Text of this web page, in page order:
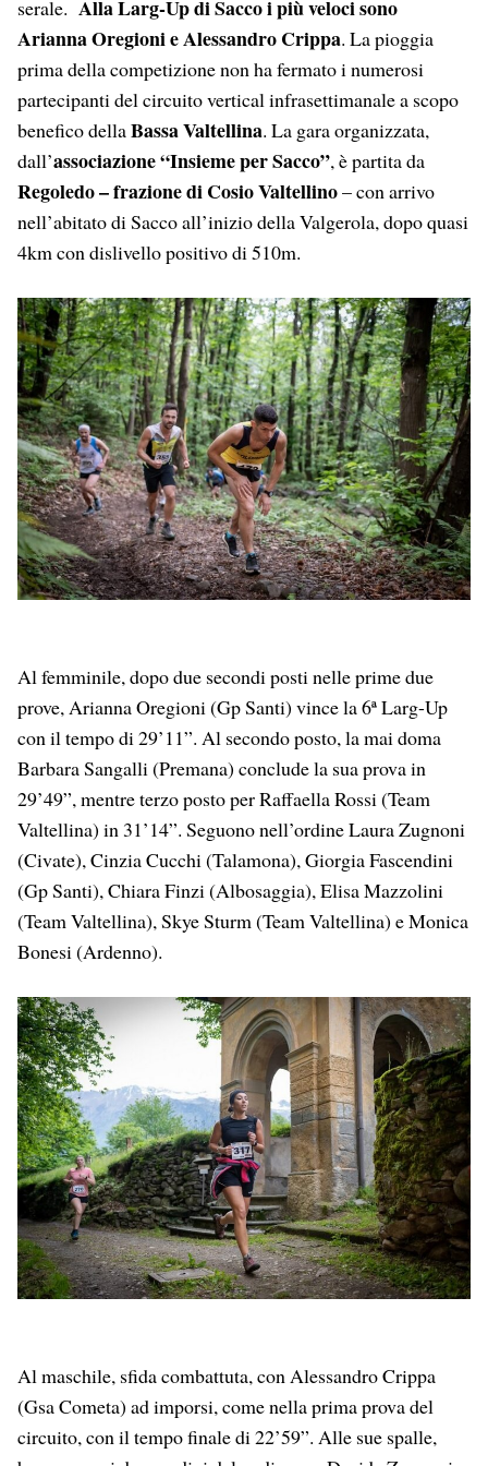
serale. Alla Larg-Up di Sacco i più veloci sono
Arianna Oregioni e Alessandro Crippa. La pioggia
prima della competizione non ha fermato i numerosi
partecipanti del circuito vertical infrasettimanale a scopo
benefico dellaBassa Valtellina. La gara organizzata,
dall’associazione “Insieme per Sacco”, è partita da
Regoledo – frazione di Cosio Valtellino– con arrivo
nell’abitato di Sacco all’inizio della Valgerola, dopo quasi
4km con dislivello positivo di 510m.
Al femminile, dopo due secondi posti nelle prime due
prove, Arianna Oregioni (Gp Santi) vince la 6ª Larg-Up
con il tempo di 29’11”. Al secondo posto, la mai doma
Barbara Sangalli (Premana) conclude la sua prova in
29’49”, mentre terzo posto per Raffaella Rossi (Team
Valtellina) in 31’14”. Seguono nell’ordine Laura Zugnoni
(Civate), Cinzia Cucchi (Talamona), Giorgia Fascendini
(Gp Santi), Chiara Finzi (Albosaggia), Elisa Mazzolini
(Team Valtellina), Skye Sturm (Team Valtellina) e Monica
Bonesi (Ardenno).
Al maschile, sfida combattuta, con Alessandro Crippa
(Gsa Cometa) ad imporsi, come nella prima prova del
circuito, con il tempo finale di 22’59”. Alle sue spalle,